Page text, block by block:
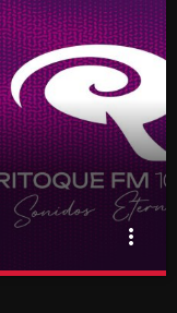
more_vert